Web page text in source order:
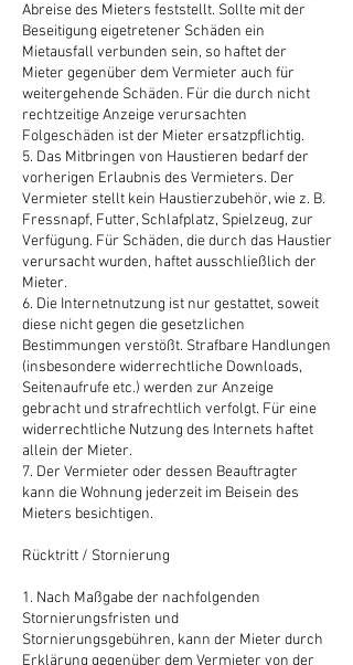
Abreise des Mieters feststellt. Sollte mit der
Beseitigung eigetretener Schäden ein
Mietausfall verbunden sein, so haftet der
Mieter gegenüber dem Vermieter auch für
weitergehende Schäden. Für die durch nicht
rechtzeitige Anzeige verursachten
Folgeschäden ist der Mieter ersatzpflichtig.
5. Das Mitbringen von Haustieren bedarf der
vorherigen Erlaubnis des Vermieters. Der
Vermieter stellt kein Haustierzubehör, wie z. B.
Fressnapf, Futter, Schlafplatz, Spielzeug, zur
Verfügung. Für Schäden, die durch das Haustier
verursacht wurden, haftet ausschließlich der
Mieter.
6. Die Internetnutzung ist nur gestattet, soweit
diese nicht gegen die gesetzlichen
Bestimmungen verstößt. Strafbare Handlungen
(insbesondere widerrechtliche Downloads,
Seitenaufrufe etc.) werden zur Anzeige
gebracht und strafrechtlich verfolgt. Für eine
widerrechtliche Nutzung des Internets haftet
allein der Mieter.
7. Der Vermieter oder dessen Beauftragter
kann die Wohnung jederzeit im Beisein des
Mieters besichtigen.
Rücktritt / Stornierung
1. Nach Maßgabe der nachfolgenden
Stornierungsfristen und
Stornierungsgebühren, kann der Mieter durch
Erklärung gegenüber dem Vermieter von der